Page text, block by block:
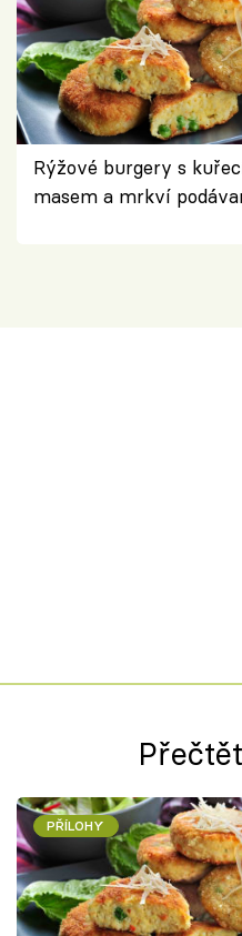
Rýžové burgery s
masem a mrkví
PŘÍLOHY